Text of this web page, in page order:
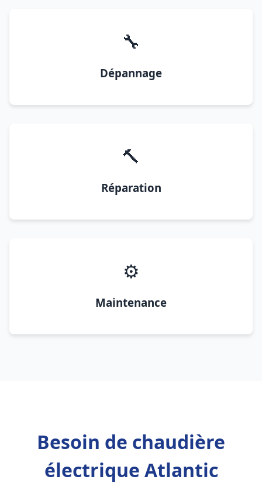
🔧
Dépannage
🔨
Réparation
⚙️
Maintenance
Besoin de chaudière
électrique Atlantic